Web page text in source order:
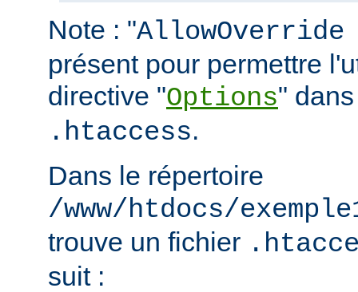
Note : "AllowOverride
présent pour permettre
directive "Options"
.htaccess.
Dans le répertoire
/www/htdocs/
trouve un fichier
suit :